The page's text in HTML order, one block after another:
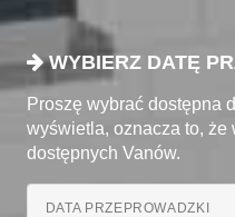
WYBIERZ DATĘ
Proszę wybrać dostępna
wyświetla, oznacza to, że
dostępnych Vanów.
DATA PRZEPROWADZKI